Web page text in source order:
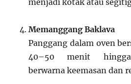
Memanggang Baklava
Panggang dalam oven
40–50 menit hingga
berwarna keemasan dan